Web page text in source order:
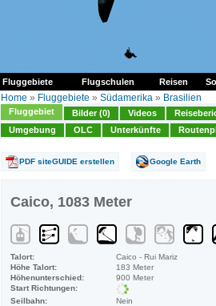
Fluggebiete Flugschulen Reisen
Home » Fluggebiete » Südamerika » Brasilien
Fluggebiet Bilder (0) Videos
Umgebung
OLC Unterkünfte
PDF siteGUIDE erstellen Google Earth
Caico, 1083 Meter
Talort:
Caico - Rui Mariz
Höhe Talort:
183 Meter
Höhenunterschied:
900 Meter
Start Richtungen:
Seilbahn:
Nein